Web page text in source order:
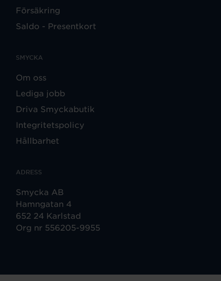
Försäkring
Saldo - Presentkort
SMYCKA
Om oss
Lediga jobb
Driva Smyckabutik
Integritetspolicy
Hållbarhet
ADRESS
Smycka AB
Hamngatan 4
652 24 Karlstad
Org nr 556205-9955